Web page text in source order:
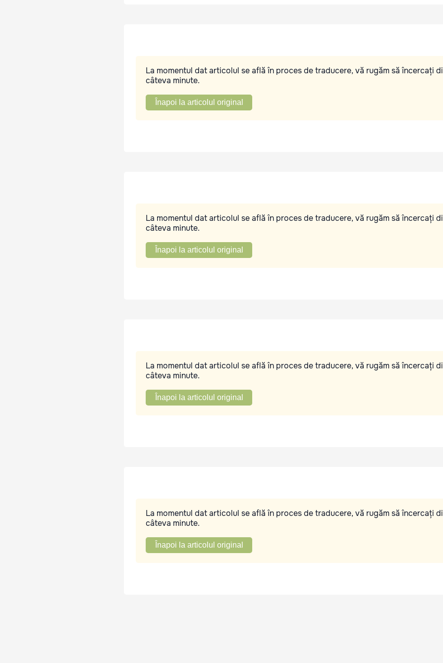
La momentul dat articolul se află în proces de traducere, vă rugăm să încercați
câteva minute.
Înapoi la articolul original
La momentul dat articolul se află în proces de traducere, vă rugăm să încercați
câteva minute.
Înapoi la articolul original
La momentul dat articolul se află în proces de traducere, vă rugăm să încercați
câteva minute.
Înapoi la articolul original
La momentul dat articolul se află în proces de traducere, vă rugăm să încercați
câteva minute.
Înapoi la articolul original